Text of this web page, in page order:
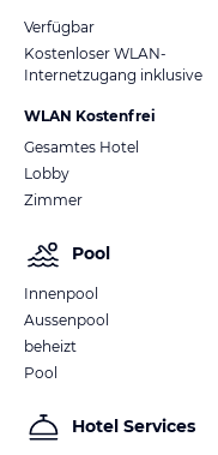
Verfügbar
Kostenloser WLAN-
Internetzugang inklusive
WLAN Kostenfrei
Gesamtes Hotel
Lobby
Zimmer
Pool
Innenpool
Aussenpool
beheizt
Pool
Hotel Services